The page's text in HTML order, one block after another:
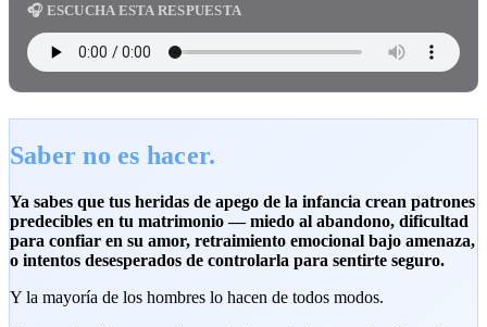
🎧 ESCUCHA ESTA RESPUESTA
Saber no es hacer.
Ya sabes que tus heridas de apego de la infancia crean patrones
predecibles en tu matrimonio — miedo al abandono, dificultad
para confiar en su amor, retraimiento emocional bajo amenaza,
o intentos desesperados de controlarla para sentirte seguro.
Y la mayoría de los hombres lo hacen de todos modos.